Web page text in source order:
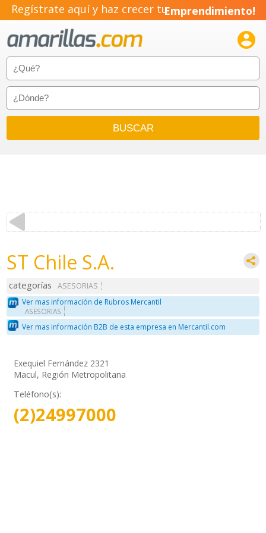
Regístrate aquí y haz crecer tuEmprendimiento!

ST Chile S.A.
categorías
ASESORIAS
Ver mas información de Rubros Mercantil
ASESORIAS
Ver mas información B2B de esta empresa en Mercantil.com
Exequiel Fernández 2321
Macul, Región Metropolitana
Teléfono(s):
(2)24997000